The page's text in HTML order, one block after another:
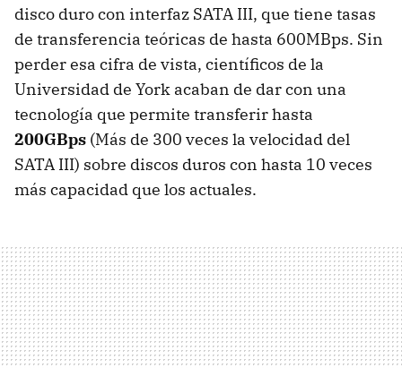
disco duro con interfaz SATA III, que tiene tasas
de transferencia teóricas de hasta 600MBps. Sin
perder esa cifra de vista, científicos de la
Universidad de York acaban de dar con una
tecnología que permite transferir hasta
200GBps (Más de 300 veces la velocidad del
SATA III) sobre discos duros con hasta 10 veces
más capacidad que los actuales.